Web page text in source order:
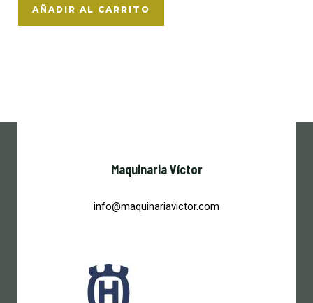
AÑADIR AL CARRITO
Maquinaria Víctor
info@maquinariavictor.com